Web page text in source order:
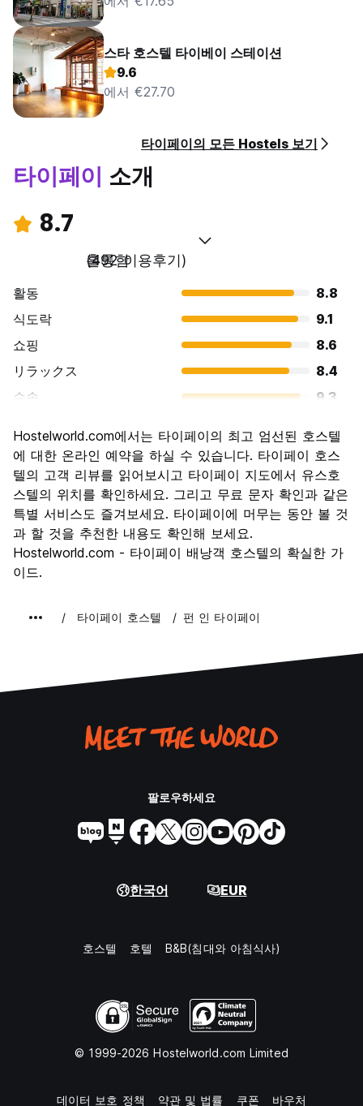
스타 호스텔 타이베이 스테이션
9.6
에서 €27.70
타이페이의 모든 Hostels 보기
타이페이 소개
8.7
훌륭함
(492 이용후기)
활동
8.8
식도락
9.1
쇼핑
8.6
リラックス
8.4
수송
9.3
문화
8.9
나이트 라이프
8.0
가격 대비 만족도
8.7
Hostelworld.com에서는 타이페이의 최고 엄선된 호스텔
에 대한 온라인 예약을 하실 수 있습니다. 타이페이 호스
텔의 고객 리뷰를 읽어보시고 타이페이 지도에서 유스호
스텔의 위치를 확인하세요. 그리고 무료 문자 확인과 같은
특별 서비스도 즐겨보세요. 타이페이에 머무는 동안 볼 것
과 할 것을 추천한 내용도 확인해 보세요.
Hostelworld.com - 타이페이 배낭객 호스텔의 확실한 가
이드.
타이페이 호스텔 펀 인 타이페이
팔로우하세요
한국어 EUR
호스텔 호텔 B&B(침대와 아침식사)
© 1999-2026 Hostelworld.com Limited
데이터 보호 정책 약관 및 법률 쿠폰 바우처